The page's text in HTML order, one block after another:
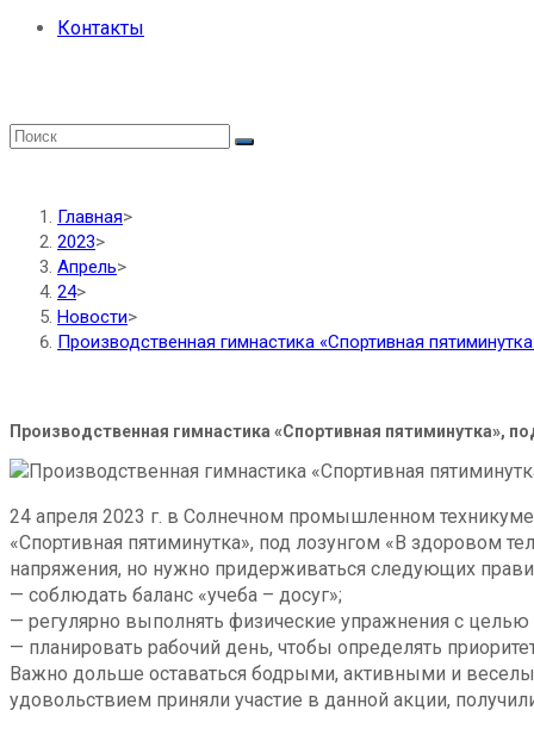
Контакты
Главная>
2023>
Апрель>
24>
Новости>
Производственная гимнастика «Спортивная
Производственная гимнастика «Спортивная пятиминутка»,
24 апреля 2023 г. в Солнечном промышленном
«Спортивная пятиминутка», под лозунгом «В здоровом
напряжения, но нужно придерживаться следующих
— соблюдать баланс «учеба – досуг»;
— регулярно выполнять физические упражнения с целью
— планировать рабочий день, чтобы определять
Важно дольше оставаться бодрыми, активными и
удовольствием приняли участие в данной акции,